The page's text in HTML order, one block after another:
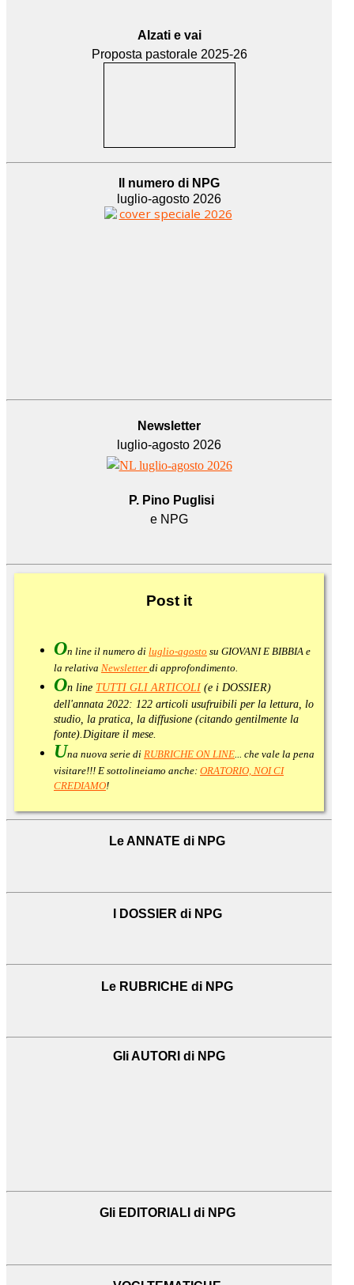
Alzati e vai
Proposta pastorale 2025-26
Il numero di NPG
luglio-agosto 2026
Newsletter
luglio-agosto 2026
P. Pino Puglisi
e NPG
Post it
On line il numero di luglio-agosto su GIOVANI E BIBBIA e
la relativa Newsletter di approfondimento
On line TUTTI GLI ARTICOLI (e i DOSSIER)
dell'annata 2022: 122 articoli usufruibili per la lettura, lo
studio, la pratica, la diffusione (citando gentilmente la
fonte). Digitare il mese.
Una nuova serie di RUBRICHE ON LINE ... che vale la pena
visitare!!! E sottolineiamo anche: ORATORIO, NOI CI
CREDIAMO!
Le ANNATE di NPG
I DOSSIER di NPG
Le RUBRICHE di NPG
Gli AUTORI di NPG
Gli EDITORIALI di NPG